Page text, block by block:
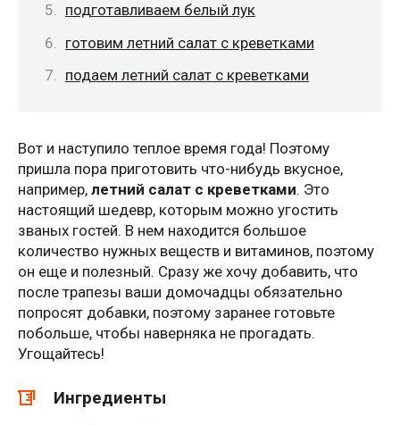
подготавливаем белый лук
готовим летний салат с креветками
подаем летний салат с креветками
Вот и наступило теплое время года! Поэтому
пришла пора приготовить что-нибудь вкусное,
например, летний салат с креветками. Это
настоящий шедевр, которым можно угостить
званых гостей. В нем находится большое
количество нужных веществ и витаминов, поэтому
он еще и полезный. Сразу же хочу добавить, что
после трапезы ваши домочадцы обязательно
попросят добавки, поэтому заранее готовьте
побольше, чтобы наверняка не прогадать.
Угощайтесь!
Ингредиенты